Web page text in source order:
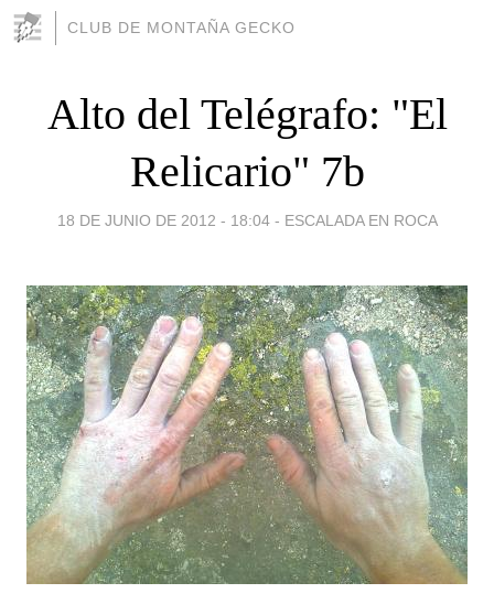
CLUB DE MONTAÑA GECKO
Alto del Telégrafo: "El
Relicario" 7b
18 DE JUNIO DE 2012 - 18:04 - ESCALADA EN ROCA